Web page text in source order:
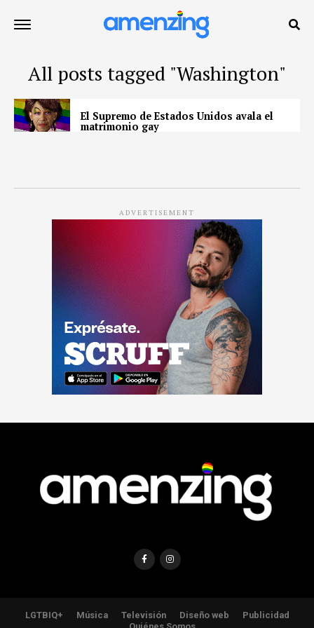
All posts tagged "Washington"
El Supremo de Estados Unidos avala el
matrimonio gay
ADVERTISEMENT
LGTBIQ+ Música Televisión Diseño web
Publicidad